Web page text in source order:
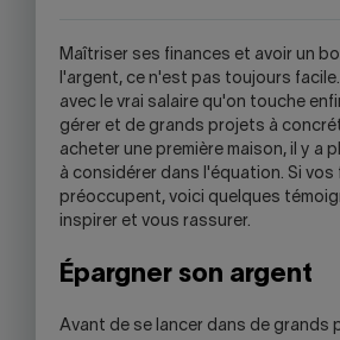
M aîtriser ses finances et avoir un
l'argent, ce n'est pas toujours
avec le vrai salaire qu'on touche
gérer et de grands projets à
acheter une première maison, il y a
à considérer dans l'équation. Si vos
préoccupent, voici quelques
inspirer et vous rassurer.
Épargner son argent
Avant de se lancer dans de grands